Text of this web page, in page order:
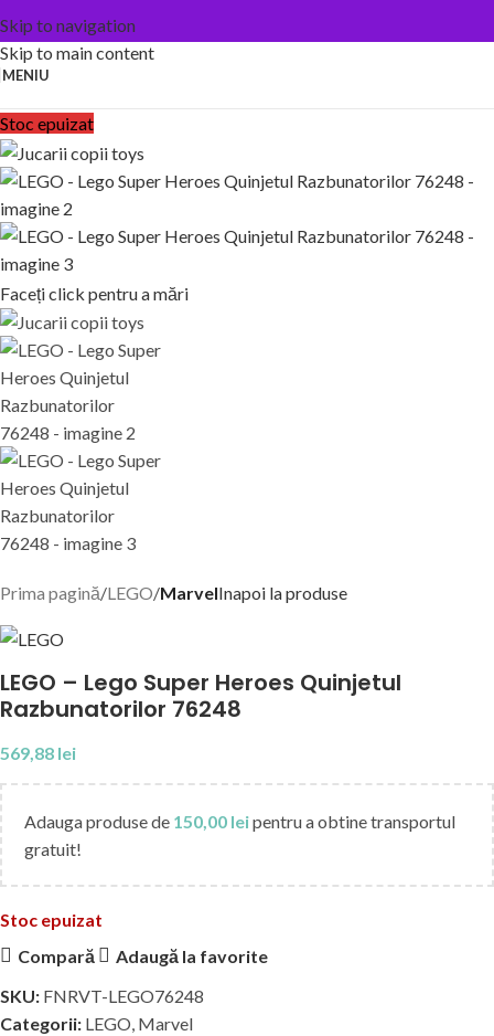
Skip to navigation
Skip to main content
MENIU
Stoc epuizat
Faceți click pentru a mări
Prima pagină LEGO MarvelInapoi la produse
LEGO – Lego Super Heroes Quinjetul
Razbunatorilor 76248
569,88 lei
Adauga produse de 150,00 leipentru a obtine transportul
gratuit!
Stoc epuizat
Compară
Adaugă la favorite
SKU: FNRVT-LEGO76248
Categorii: LEGO, Marvel